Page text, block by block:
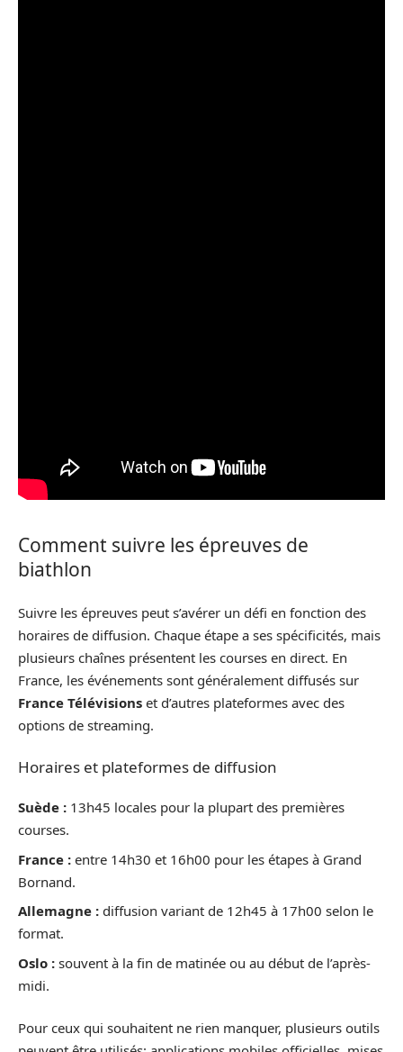
Comment suivre les épreuves de
biathlon
Suivre les épreuves peut s’avérer un défi en fonction des
horaires de diffusion. Chaque étape a ses spécificités, mais
plusieurs chaînes présentent les courses en direct. En
France, les événements sont généralement diffusés sur
France Télévisions et d’autres plateformes avec des
options de streaming.
Horaires et plateformes de diffusion
Suède : 13h45 locales pour la plupart des premières
courses.
France : entre 14h30 et 16h00 pour les étapes à Grand
Bornand.
Allemagne : diffusion variant de 12h45 à 17h00 selon le
format.
Oslo : souvent à la fin de matinée ou au début de l’après-
midi.
Pour ceux qui souhaitent ne rien manquer, plusieurs outils